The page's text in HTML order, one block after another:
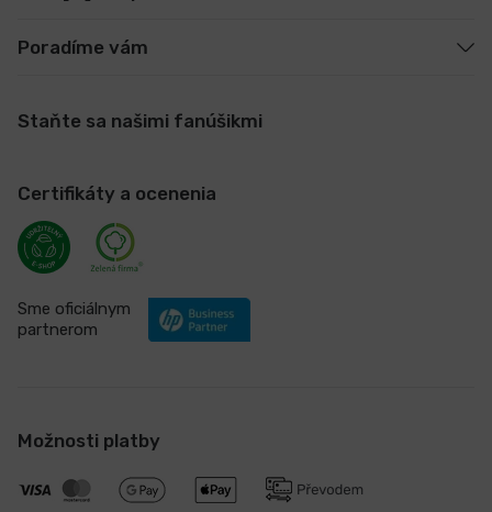
Poradíme vám
Staňte sa našimi fanúšikmi
Certifikáty a ocenenia
Sme oficiálnym
partnerom
Možnosti platby